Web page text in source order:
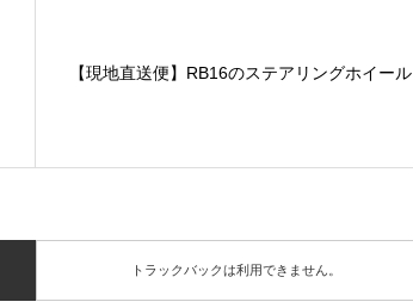
【現地直送便】RB16のステアリングホイール
トラックバックは利用できません。